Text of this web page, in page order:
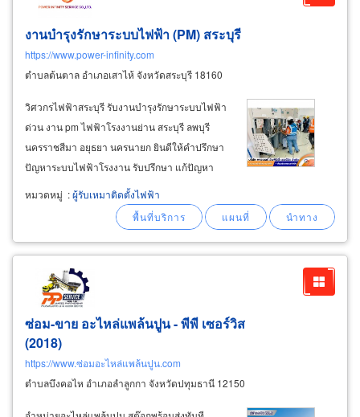
งานบำรุงรักษาระบบไฟฟ้า (PM) สระบุรี
https://www.power-infinity.com
ตำบลต้นตาล อำเภอเสาไห้ จังหวัดสระบุรี 18160
วิศวกรไฟฟ้าสระบุรี รับงานบำรุงรักษาระบบไฟฟ้า
ด่วน งาน pm ไฟฟ้าโรงงานย่าน สระบุรี ลพบุรี
นครราชสีมา อยุธยา นครนายก ยินดีให้คำปรึกษา
ปัญหาระบบไฟฟ้าโรงงาน รับปรึกษา แก้ปัญหา
ระบบไฟฟ้าโรงงาน เบอร์ติดต่อ วิศวกรไฟฟ้า เก่งๆ
ด่วน คุณทศพล โทร. 098-253-6456 งานบำรุง
หมวดหมู่ :ผู้รับเหมาติดตั้งไฟฟ้า
ซ่อม-ขาย อะไหล่แพล้นปูน - พีพี เซอร์วิส
(2018)
https://www.ซ่อมอะไหล่แพล้นปูน.com
ตำบลบึงคอไห อำเภอลำลูกกา จังหวัดปทุมธานี 12150